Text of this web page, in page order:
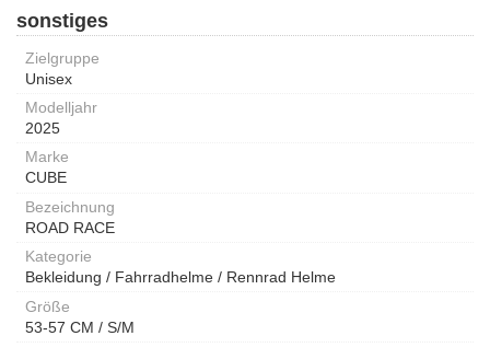
sonstiges
Zielgruppe
Unisex
Modelljahr
2025
Marke
CUBE
Bezeichnung
ROAD RACE
Kategorie
Bekleidung / Fahrradhelme / Rennrad Helme
Größe
53-57 CM / S/M